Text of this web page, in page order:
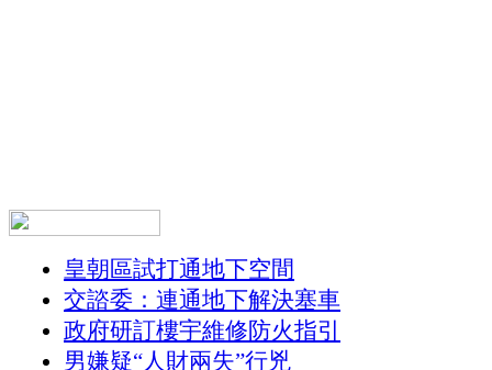
皇朝區試打通地下空間
交諮委：連通地下解決塞車
政府研訂樓宇維修防火指引
男嫌疑“人財兩失”行兇